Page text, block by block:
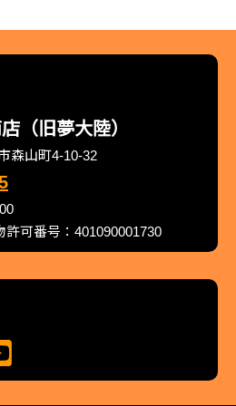
（旧夢大陸）
森山町4-10-32
可番号：401090001730